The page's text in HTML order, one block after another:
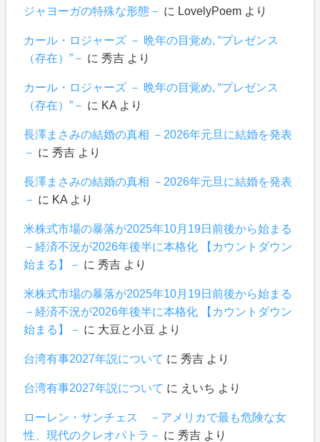
ジャヨーガの特殊な形態－ に LovelyPoemより
カール・ロジャーズ － 晩年の目覚め, “プレゼンス
（存在）”－ に 秀吉より
カール・ロジャーズ － 晩年の目覚め, “プレゼンス
（存在）”－ に KAより
長澤まさみの結婚の真相 －2026年元旦に結婚を発表
－ に 秀吉より
長澤まさみの結婚の真相 －2026年元旦に結婚を発表
－ に KAより
米株式市場の暴落が2025年10月19日前後から始まる
－経済不況が2026年後半に本格化 【カウントダウン
始まる】－ に 秀吉より
米株式市場の暴落が2025年10月19日前後から始まる
－経済不況が2026年後半に本格化 【カウントダウン
始まる】－ に 大豆と小豆 より
台湾有事2027年説について に 秀吉より
台湾有事2027年説について に えいち より
ローレン・サンチェス －アメリカで最も危険な女
性、現代のクレオパトラ－ に 秀吉より